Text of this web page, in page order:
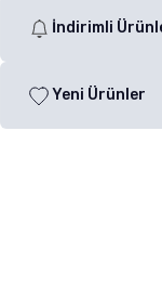
İndirimli
Yeni Ürünler